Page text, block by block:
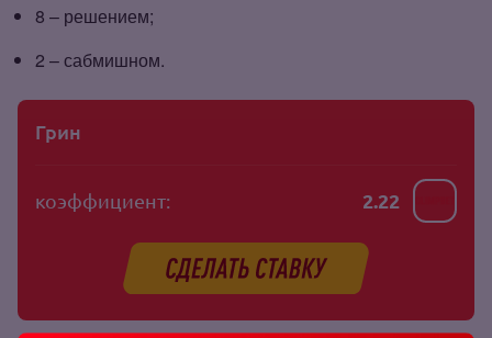
8 – решением;
2 – сабмишном.
Грин
коэффициент: 2.22